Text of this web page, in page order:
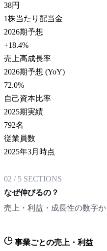
38円
1株当たり配当金
2026期予想
+18.4%
売上高成長率
2026期予想 (YoY)
72.0%
自己資本比率
2025期実績
792名
従業員数
2025年3月時点
02 / 5 SECTIONS
なぜ伸びるの？
売上・利益・成長性の数字
事業ごとの売上・利益